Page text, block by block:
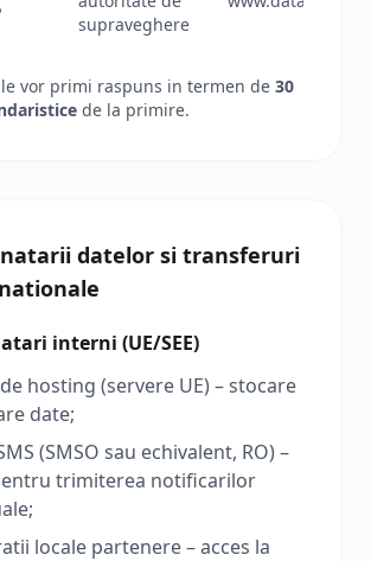
supraveghere
vor primi raspuns in termen de 30
de la primire.
datelor si transferuri
interni (UE/SEE)
hosting (servere UE) – stocare
date;
(SMSO sau echivalent, RO) –
trimiterea notificarilor
locale partenere – acces la